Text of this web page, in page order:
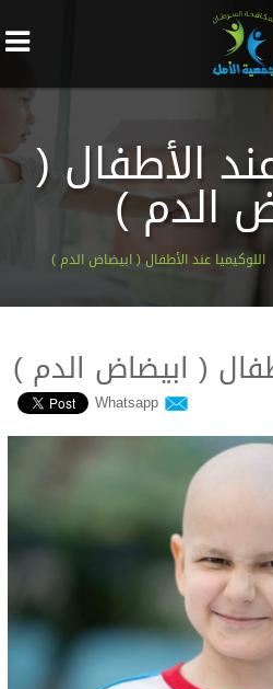
الأطفال (
الدم )
اللوكيميا عند الأطفال ( ابيضاض الدم )
( ابيضاض الدم )
Whatsapp